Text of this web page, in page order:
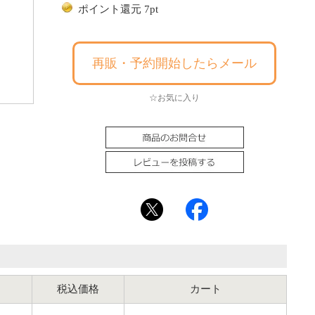
ポイント還元 7pt
再販・予約開始したらメール
☆お気に入り
税込価格 カート